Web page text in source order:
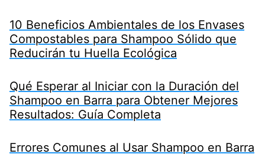
10 Beneficios Ambientales de los Envases
Compostables para Shampoo Sólido que
Reducirán tu Huella Ecológica
Qué Esperar al Iniciar con la Duración del
Shampoo en Barra para Obtener Mejores
Resultados: Guía Completa
Errores Comunes al Usar Shampoo en Barra